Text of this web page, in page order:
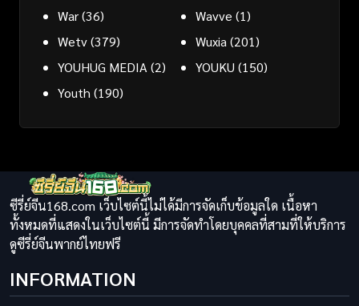
War(36) Wavve (1)
Wetv(379) Wuxia(201)
YOUHUG MEDIA(2) YOUKU (150)
Youth (190)
ซีรี่ย์จีน168.com เว็บไซต์นี้ไม่ได้มีการจัดเก็บข้อมูลใด เนื้อหา
ทั้งหมดที่แสดงในเว็บไซต์นี้ มีการจัดทำโดยบุคคลที่สามที่ให้บริการ
ดูซีรี่ย์จีนพากย์ไทยฟรี
INFORMATION